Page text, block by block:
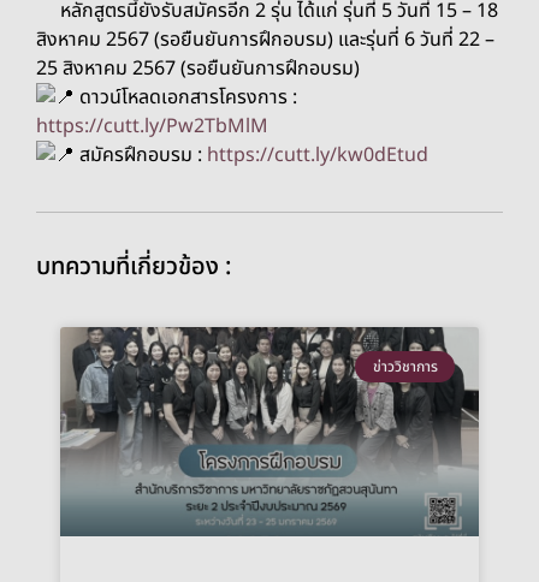
หลักสูตรนี้ยังรับสมัครอีก 2 รุ่น ได้แก่ รุ่นที่ 5 วันที่ 15 – 18
สิงหาคม 2567 (รอยืนยันการฝึกอบรม) และรุ่นที่ 6 วันที่ 22 –
25 สิงหาคม 2567 (รอยืนยันการฝึกอบรม)
ดาวน์โหลดเอกสารโครงการ :
https://cutt.ly/Pw2TbMlM
สมัครฝึกอบรม : https://cutt.ly/kw0dEtud
บทความที่เกี่ยวข้อง :
ข่าววิชาการ